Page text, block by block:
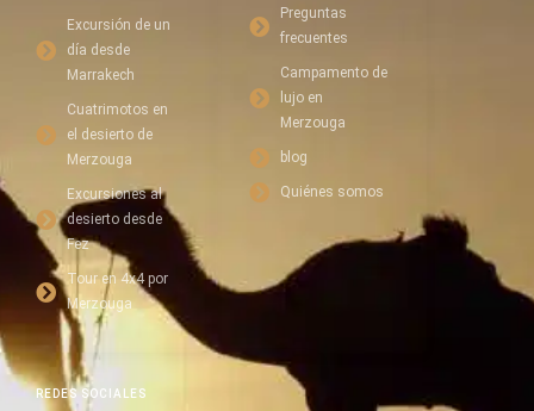
REDES SOCIALES
Preguntas
frecuentes
Campamento de
lujo en
Merzouga
blog
Quiénes somos
Excursión de un
día desde
Marrakech
Cuatrimotos en
el desierto de
Merzouga
Excursiones al
desierto desde
Fez
Tour en 4x4 por
Merzouga